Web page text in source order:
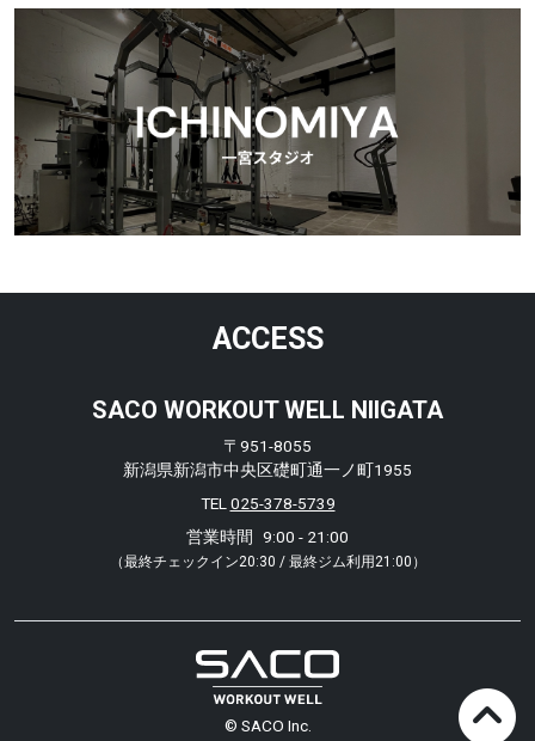
ACCESS
SACO WORKOUT WELL NIIGATA
〒951-8055
新潟県新潟市中央区礎町通一ノ町1955
TEL025-378-5739
営業時間
9:00 - 21:00
（最終チェックイン20:30 / 最終ジム利用21:00）
© SACO Inc.